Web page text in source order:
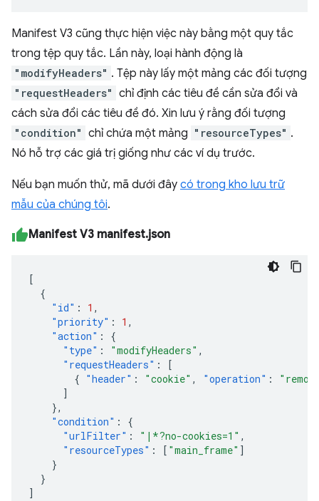
Manifest V3 cũng thực hiện việc này bằng một quy tắc
trong tệp quy tắc. Lần này, loại hành động là
"modifyHeaders" . Tệp này lấy một mảng các đối tượng
"requestHeaders" chỉ định các tiêu đề cần sửa đổi và
cách sửa đổi các tiêu đề đó. Xin lưu ý rằng đối tượng
"condition" chỉ chứa một mảng "resourceTypes" .
Nó hỗ trợ các giá trị giống như các ví dụ trước.
Nếu bạn muốn thử, mã dưới đây có trong kho lưu trữ
mẫu của chúng tôi.
Manifest V3 manifest.json
[
{
"id" : 1 ,
"priority" : 1 ,
"action" :
{
"type" : "modifyHeaders" ,
"requestHeaders" :
[
{ "header" : "cookie" , "operation" :
]
},
"condition" :
{
"urlFilter" : "|*?no-cookies=1" ,
"resourceTypes" : [ "main_frame" ]
}
}
]